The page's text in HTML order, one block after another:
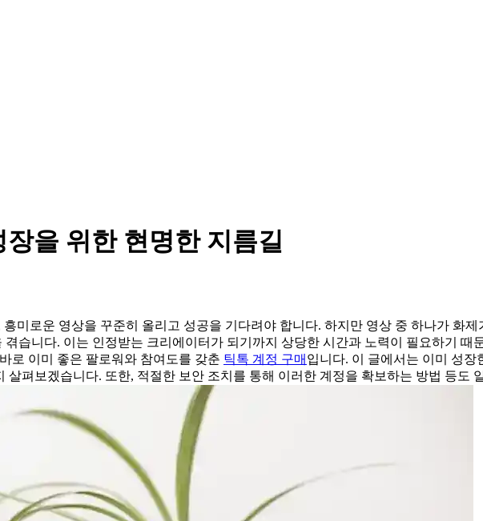
을 위한 현명한 지름길
미로운 영상을 꾸준히 올리고 성공을 기다려야 합니다. 하지만 영상 중 하나가 화
습니다. 이는 인정받는 크리에이터가 되기까지 상당한 시간과 노력이 필요하기 때
로 이미 좋은 팔로워와 참여도를 갖춘 틱톡 계정 구매 입니다. 이 글에서는 이미 성장
살펴보겠습니다. 또한, 적절한 보안 조치를 통해 이러한 계정을 확보하는 방법 등도